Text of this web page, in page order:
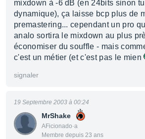
mixdown à -6 dB (en 24bits sinon
dynamique), ça laisse bcp plus de
premastering... cependant un pro
analo sortira le mixdown au plus
économiser du souffle - mais
c'est un métier (et c'est pas le mien
signaler
MrShake
AFicionado·a
Membre depuis 23 ans
19 Septembre 2003 à 00:24